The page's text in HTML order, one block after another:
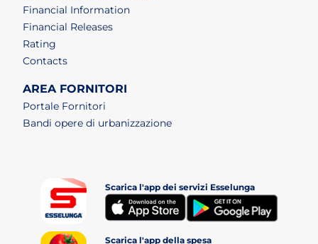
Financial Information
Financial Releases
Rating
Contacts
AREA FORNITORI
Portale Fornitori
Bandi opere di urbanizzazione
Scarica l'app dei servizi Esselunga
(apri in un nuovo tab)
(apri
Scarica l'app della spesa